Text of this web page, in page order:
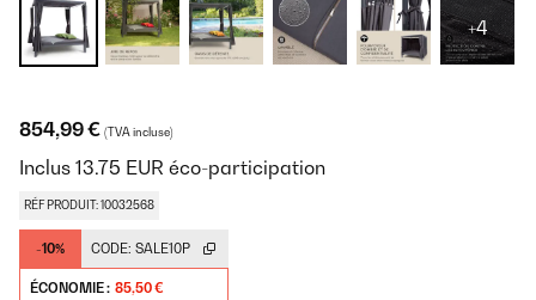
+4
854,99 € (TVA incluse)
Inclus 13.75 EUR éco-participation
RÉF PRODUIT: 10032568
-10% CODE: SALE10P
ÉCONOMIE : 85,50 €